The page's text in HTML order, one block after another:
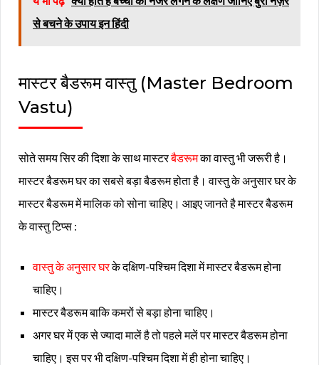
से बचने के उपाय इन हिंदी
मास्टर बैडरूम वास्तु (Master Bedroom
Vastu)
सोते समय सिर की दिशा के साथ मास्टरबैडरूमका वास्तु भी जरूरी है।
मास्टर बैडरूम घर का सबसे बड़ा बैडरूम होता है। वास्तु के अनुसार घर के
मास्टर बैडरूम में मालिक को सोना चाहिए। आइए जानते है मास्टर बैडरूम
के वास्तु टिप्स :
वास्तु के अनुसार घरके दक्षिण-पश्चिम दिशा में मास्टर बैडरूम होना
चाहिए।
मास्टर बैडरूम बाकि कमरों से बड़ा होना चाहिए।
अगर घर में एक से ज्यादा मालें है तो पहले मलें पर मास्टर बैडरूम होना
चाहिए। इस पर भी दक्षिण-पश्चिम दिशा में ही होना चाहिए।